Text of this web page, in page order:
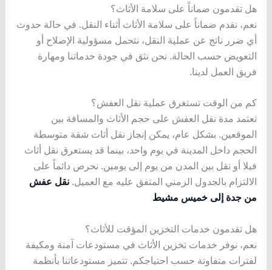
هل تقدمون ضماناً على سلامة الأثاث؟
نعم، نقدم ضماناً على سلامة الأثاث أثناء النقل. في حالة حدوث
أي ضرر ناتج عن عملية النقل، نتحمل مسؤولية الإصلاح أو
التعويض حسب الحالة. نحن نثق في جودة خدماتنا ومهارة
فريق العمل لدينا.
كم من الوقت تستغرق عملية نقل العفش؟
تعتمد مدة نقل العفش على حجم الأثاث والمسافة بين
الموقعين. بشكل عام، يمكن إنجاز نقل أثاث شقة متوسطة
الحجم داخل المدينة في يوم واحد، بينما قد يستغرق نقل أثاث
فيلا أو نقل بين المدن من يوم إلى يومين. نحرص دائماً على
الالتزام بالجدول الزمني المتفق عليه مع العميل. نقل عفش
من جدة إلى خميس مشيط
هل تقدمون خدمات التخزين المؤقت للأثاث؟
نعم، نوفر خدمات تخزين الأثاث في مستودعات آمنة ومكيفة
لفترات متفاوتة حسب احتياجكم. تتميز مستودعاتنا بأنظمة